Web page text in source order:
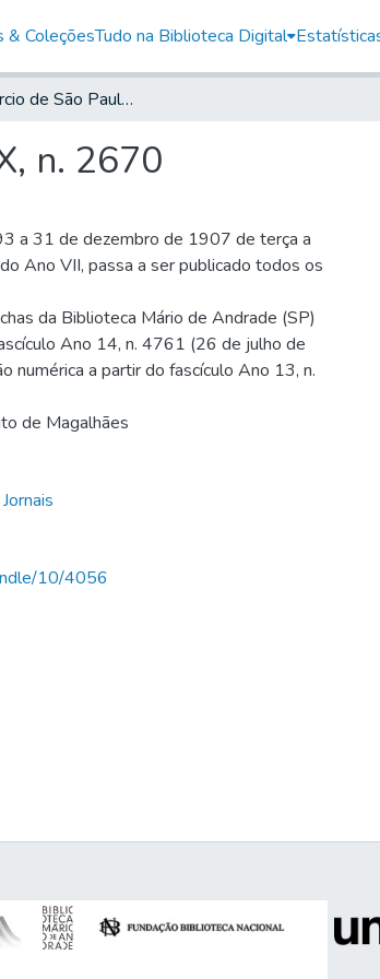
& ColeçõesTudo na Biblioteca Digital
O Commercio de São Paulo, 1901, Ano IX, n. 2670
n. 2670
a 31 de dezembro de 1907 de terça a
Ano VII, passa a ser publicado todos os
da Biblioteca Mário de Andrade (SP)
Ano 14, n. 4761 (26 de julho de
numérica a partir do fascículo Ano 13, n.
de Magalhães
10/4056